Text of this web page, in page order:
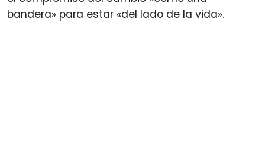
bandera» para estar «del lado de la vida».